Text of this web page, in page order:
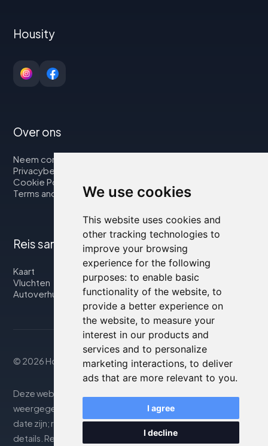
We use cookies
This website uses cookies and
other tracking technologies to
improve your browsing
experience for the following
purposes: to enable basic
functionality of the website, to
provide a better experience on
the website, to measure your
interest in our products and
services and to personalize
marketing interactions, to deliver
ads that are more relevant to you.
I agree
I decline
Housity
Over ons
Neem contact op met
Privacybeleid
Cookie Policy
Terms and Conditions
Reis samen met ons
Kaart
Vluchten
Autoverhuur
© 2026 Housity.net
Deze website biedt informatie uitsluitend ter. De
weergegeven informatie kan onnauwkeurig of niet up-to-
date zijn; raadpleeg de officiële website voor nauwkeurige
details. Reserveringen worden afgehandeld door onze